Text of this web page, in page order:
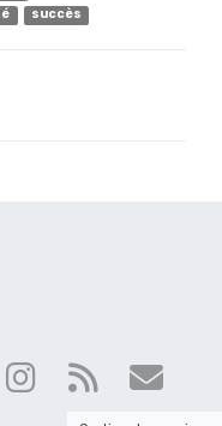
succès